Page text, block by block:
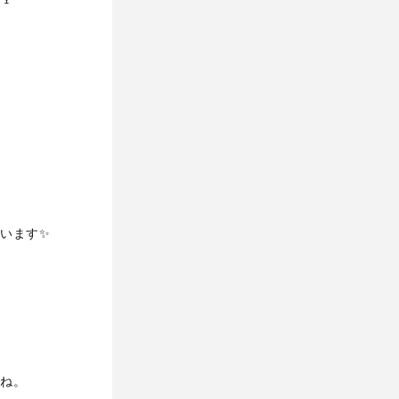
ます✨
。